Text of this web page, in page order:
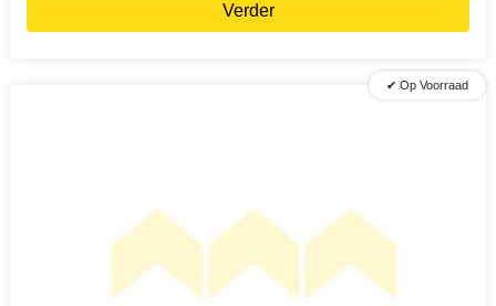
Verder
✔ Op Voorraad